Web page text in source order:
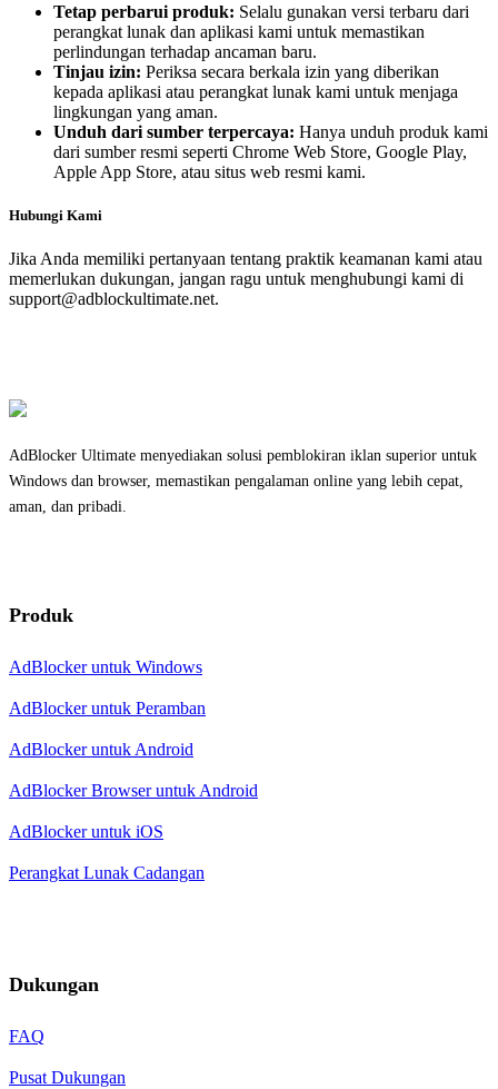
Tetap perbarui produk: Selalu gunakan versi terbaru dari
perangkat lunak dan aplikasi kami untuk memastikan
perlindungan terhadap ancaman baru.
Tinjau izin: Periksa secara berkala izin yang diberikan
kepada aplikasi atau perangkat lunak kami untuk menjaga
lingkungan yang aman.
Unduh dari sumber terpercaya: Hanya unduh produk kami
dari sumber resmi seperti Chrome Web Store, Google Play,
Apple App Store, atau situs web resmi kami.
Hubungi Kami
Jika Anda memiliki pertanyaan tentang praktik keamanan kami atau
memerlukan dukungan, jangan ragu untuk menghubungi kami di
support@adblockultimate.net.
AdBlocker Ultimate menyediakan solusi pemblokiran iklan superior untuk
Windows dan browser, memastikan pengalaman online yang lebih cepat,
aman, dan pribadi.
Produk
AdBlocker untuk Windows
AdBlocker untuk Peramban
AdBlocker untuk Android
AdBlocker Browser untuk Android
AdBlocker untuk iOS
Perangkat Lunak Cadangan
Dukungan
FAQ
Pusat Dukungan